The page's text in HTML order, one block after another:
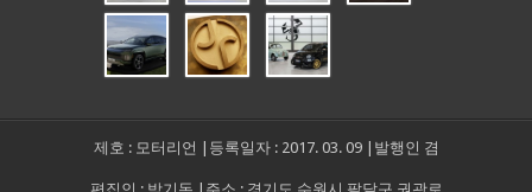
제호 : 모터리언 |등록일자 : 2017. 03. 09 |발행인 겸